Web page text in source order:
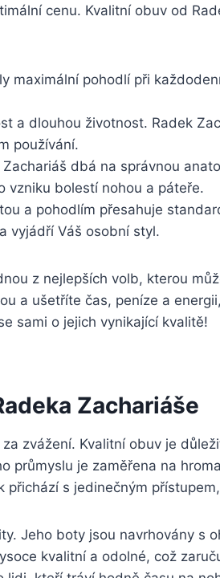
cenu.‌ Kvalitní⁢ obuv od
pohodlí⁤ při
a dlouhou životnost.⁣ Radek
používání.
dbá⁢ na ‍správnou
‍vzniku ⁤bolestí ⁢nohou a páteře.
a pohodlím⁣ přesahuje
vyjádří Váš osobní styl.
z nejlepších‍ volb, ‍kterou
a ušetříte čas, ‍peníze a
sami ‍o⁤ jejich ‍vynikající kvalitě!
Zachariáše
zvážení.‌ Kvalitní obuv⁣ je
průmyslu je zaměřena na
s jedinečným
Jeho ‍boty‍ jsou navrhovány s
kvalitní ​a ⁢odolné, což